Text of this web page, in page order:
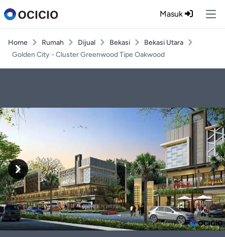
Masuk
Home Rumah Dijual Bekasi
Bekasi Utara
Golden City - Cluster Greenwood Tipe Oakwood
Previous
Next